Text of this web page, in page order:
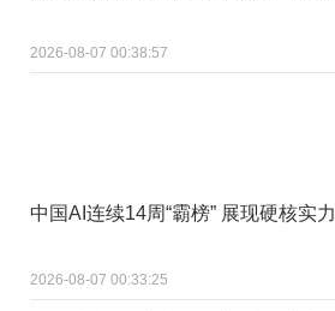
2026-08-07 00:38:57
中国AI连续14周“霸榜” 展现硬核实力
2026-08-07 00:33:25